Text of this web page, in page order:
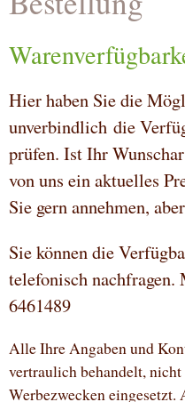
Hier haben Sie die
unverbindlich die
prüfen. Ist Ihr
von uns ein aktuelles
Sie gern annehmen,
Sie können die
telefonisch
6461489
Alle Ihre Angaben und
vertraulich behandelt,
Werbezwecken